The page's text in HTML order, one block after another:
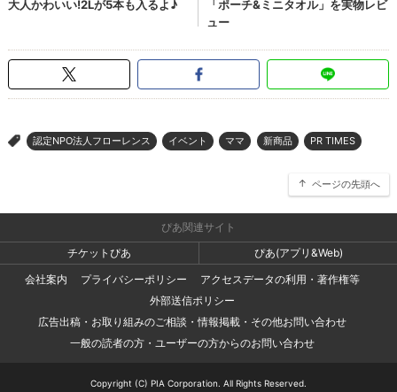
> 認定NPO法人フローレンス イベント ママ 新商品 PR TIMES
ページの先頭へ
ぴあ関連サイト
チケットぴあ
ぴあ(アプリ&Web)
会社案内
プライバシーポリシー
アクセスデータの利用・著作権等
外部送信ポリシー
広告出稿・お取り組みのご相談・情報掲載・その他お問い合わせ
一般の読者の方・ユーザーの方からのお問い合わせ
Copyright (C) PIA Corporation. All Rights Reserved.